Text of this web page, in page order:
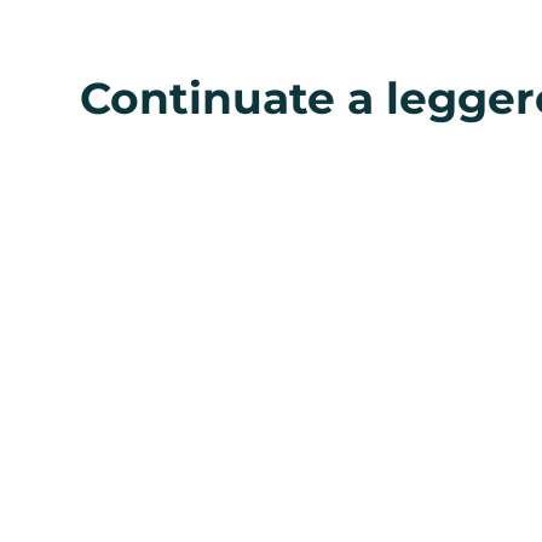
Continuate a